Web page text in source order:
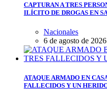
CAPTURAN A TRES
ILÍCITO DE DROGAS EN
Nacionales
6 de agosto de 2026
ATAQUE ARMADO EN
FALLECIDOS Y UN